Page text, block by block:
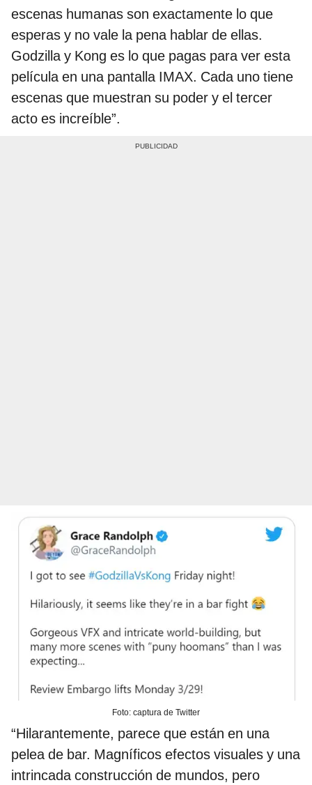
escenas humanas son exactamente lo que
esperas y no vale la pena hablar de ellas.
Godzilla y Kong es lo que pagas para ver esta
película en una pantalla IMAX. Cada uno tiene
escenas que muestran su poder y el tercer
acto es increíble”.
Foto: captura de Twitter
“Hilarantemente, parece que están en una
pelea de bar. Magníficos efectos visuales y una
intrincada construcción de mundos, pero